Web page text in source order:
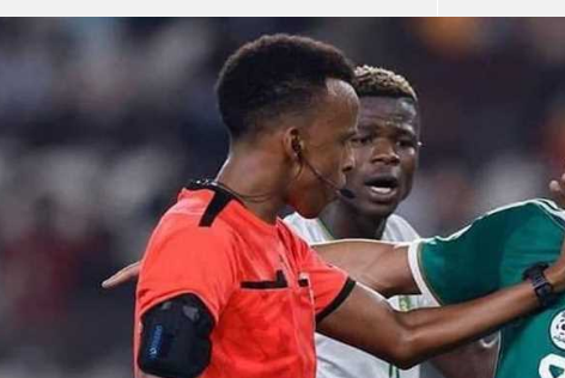
الدوري السعودي للمحترفين دوري أبطال أوروبا
القسم الثاني
رياضات أخرى
آسيا
ركن الألعاب